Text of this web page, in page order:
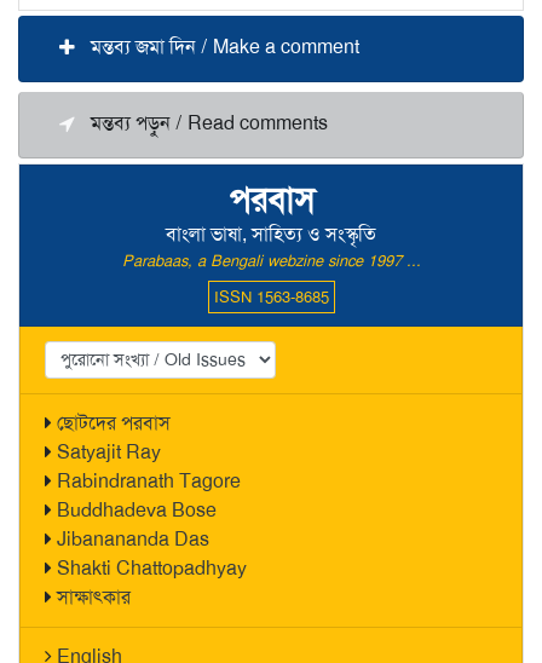
পরবাস
বাংলা ভাষা, সাহিত্য ও সংস্কৃতি
Parabaas, a Bengali webzine since 1997 ...
ISSN 1563-8685
ছোটদের পরবাস
Satyajit Ray
Rabindranath Tagore
Buddhadeva Bose
Jibanananda Das
Shakti Chattopadhyay
সাক্ষাৎকার
English
মন্তব্য জমা দিন / Make a comment
মন্তব্য পড়ুন / Read comments